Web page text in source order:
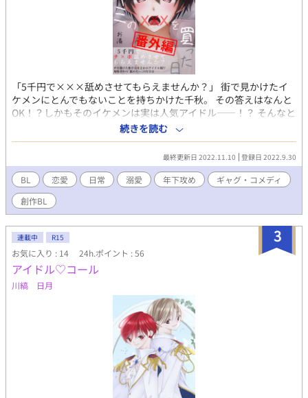
「5千円で×××舐めさせてもらえませんか？」 街で見かけたイ
ケメンにとんでもないことを持ちかけた千秋。 その答えはなんと
OK！？しかもそのイケメンは実は人気アイドル――！？ そんなと
んでもない出会いのふたりも、いまは恋人同士！ ちょっとエッチ
な千秋と、そんな千秋が可愛い大牙の、可愛くて優しいほのぼの
番外編です ※本編は電子書籍配信中のため掲載していません
続きを読む
最終更新日 2022.11.10 登録日 2022.9.30
BL 恋愛 日常 溺愛 年下攻め
ギャグ・コメディ
創作BL
3
連載中 R15
お気に入り : 14 24h.ポイント : 56
アイドル♡コール
川縞 日月